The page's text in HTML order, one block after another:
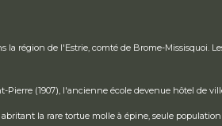
région de l'Estrie, comté de Brome-Missisquoi.
(1907), l'ancienne école devenue hôtel de
la rare tortue molle à épine, seule